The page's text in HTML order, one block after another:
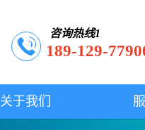
咨询热线1
189-129-
关于我们